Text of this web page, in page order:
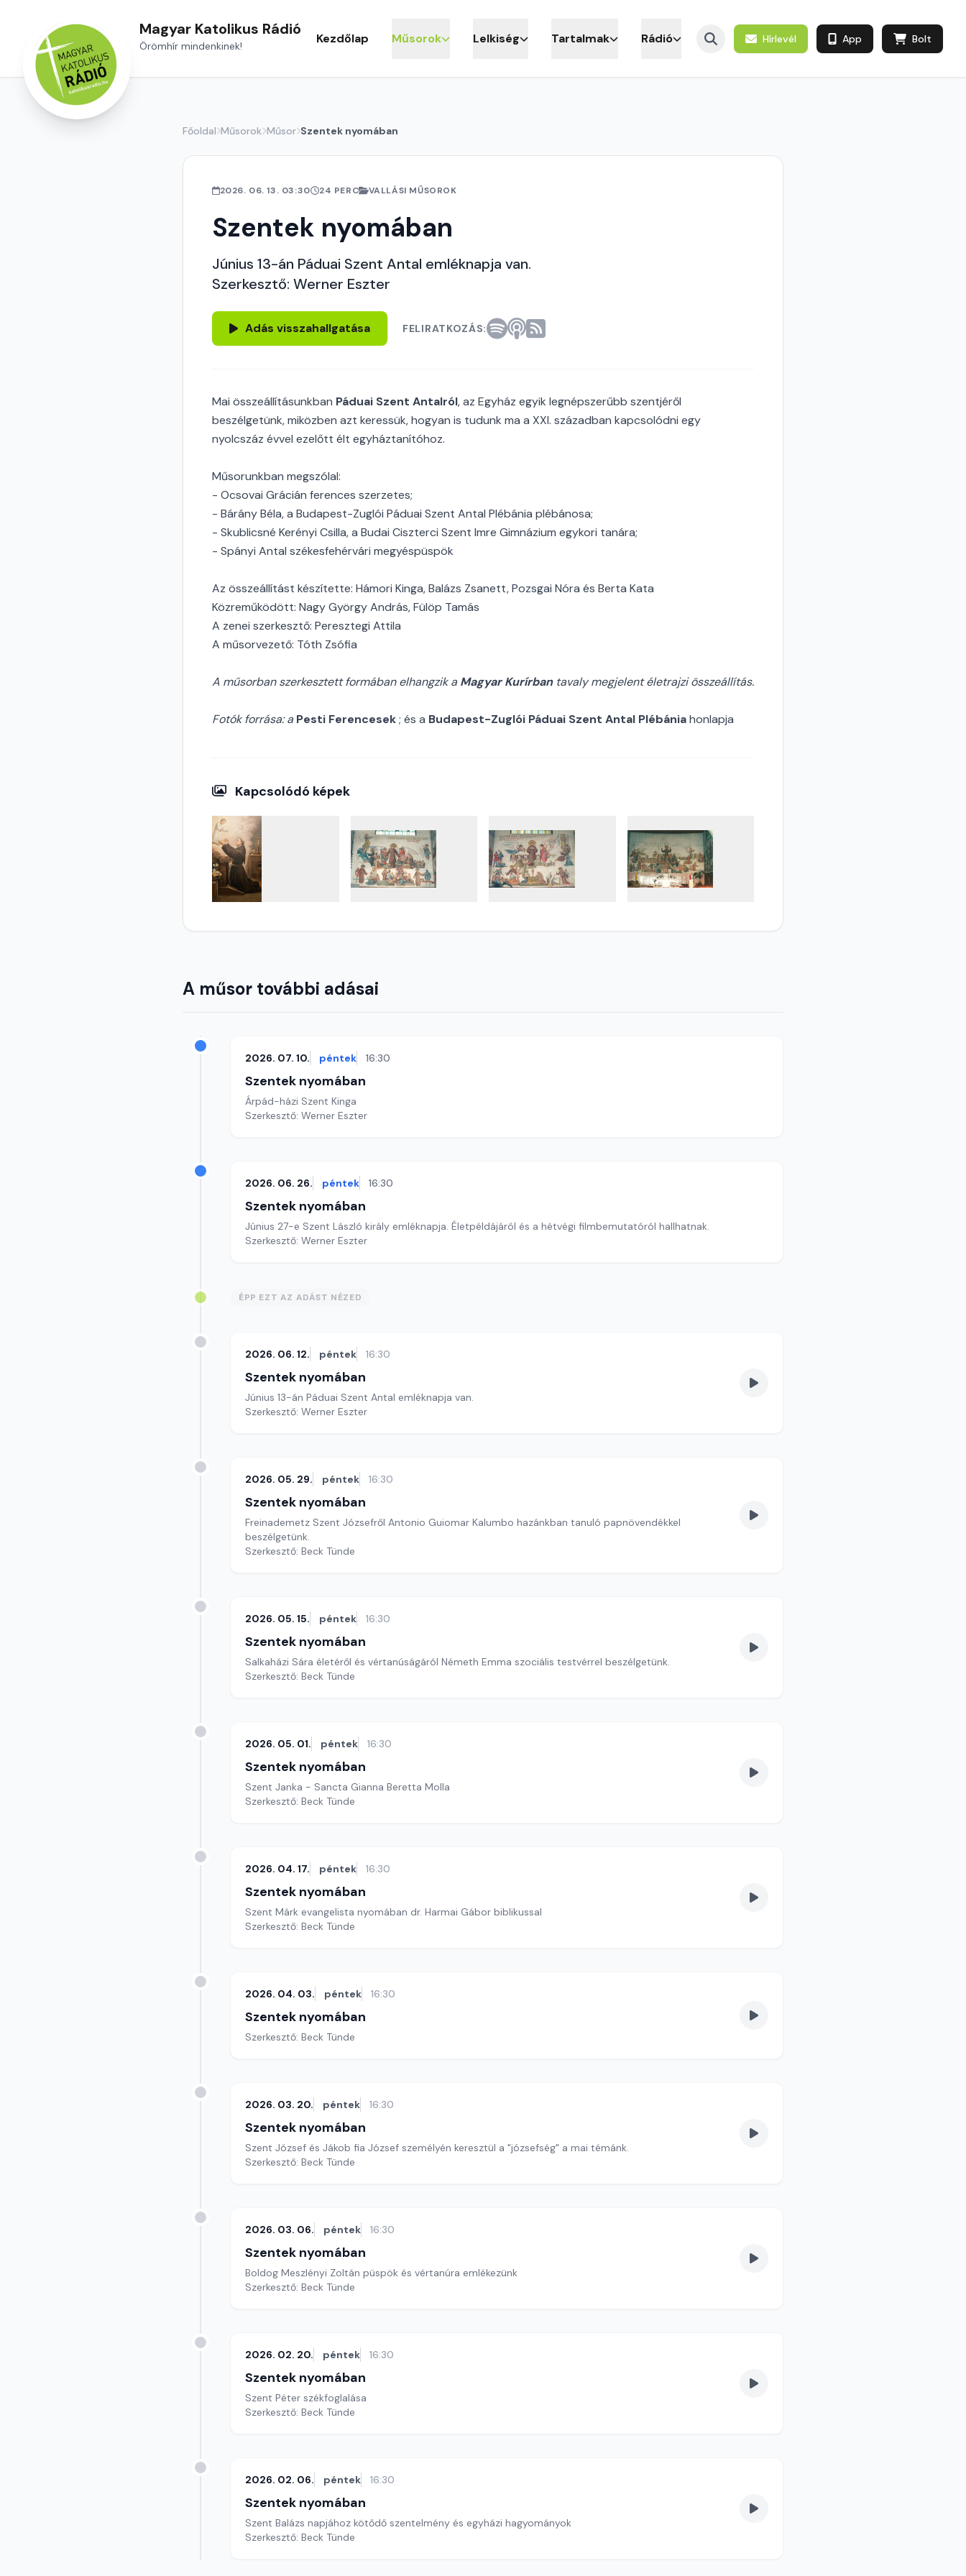
Magyar Katolikus Rádió
Örömhír mindenkinek! Kezdőlap Műsorok Lelkiség Tartalmak Rádió Hírlevél App Bolt
Főoldal Műsorok Műsor Szentek nyomában
2026. 06. 13. 03:30 24 PERC VALLÁSI MŰSOROK
Szentek nyomában
Június 13-án Páduai Szent Antal emléknapja van.
Szerkesztő: Werner Eszter
Adás visszahallgatása FELIRATKOZÁS:
Mai összeállításunkban Páduai Szent Antalról, az Egyház egyik legnépszerűbb szentjéről
beszélgetünk, miközben azt keressük, hogyan is tudunk ma a XXI. században kapcsolódni egy
nyolcszáz évvel ezelőtt élt egyháztanítóhoz.
Műsorunkban megszólal:
- Ocsovai Grácián ferences szerzetes;
- Bárány Béla, a Budapest-Zuglói Páduai Szent Antal Plébánia plébánosa;
- Skublicsné Kerényi Csilla, a Budai Ciszterci Szent Imre Gimnázium egykori tanára;
- Spányi Antal székesfehérvári megyéspüspök
Az összeállítást készítette: Hámori Kinga, Balázs Zsanett, Pozsgai Nóra és Berta Kata
Közreműködött: Nagy György András, Fülöp Tamás
A zenei szerkesztő: Peresztegi Attila
A műsorvezető: Tóth Zsófia
A műsorban szerkesztett formában elhangzik a Magyar Kurírban tavaly megjelent életrajzi összeállítás.
Fotók forrása: a Pesti Ferencesek; és a Budapest-Zuglói Páduai Szent Antal Plébániahonlapja
Kapcsolódó képek
A műsor további adásai
2026. 07. 10. péntek 16:30
Szentek nyomában
Árpád-házi Szent Kinga
Szerkesztő: Werner Eszter
2026. 06. 26. péntek 16:30
Szentek nyomában
Június 27-e Szent László király emléknapja. Életpéldájáról és a hétvégi filmbemutatóról hallhatnak.
Szerkesztő: Werner Eszter
ÉPP EZT AZ ADÁST NÉZED
2026. 06. 12. péntek 16:30
Szentek nyomában
Június 13-án Páduai Szent Antal emléknapja van.
Szerkesztő: Werner Eszter
2026. 05. 29. péntek 16:30
Szentek nyomában
Freinademetz Szent Józsefről Antonio Guiomar Kalumbo hazánkban tanuló papnövendékkel
beszélgetünk.
Szerkesztő: Beck Tünde
2026. 05. 15. péntek 16:30
Szentek nyomában
Salkaházi Sára életéről és vértanúságáról Németh Emma szociális testvérrel beszélgetünk.
Szerkesztő: Beck Tünde
2026. 05. 01. péntek 16:30
Szentek nyomában
Szent Janka - Sancta Gianna Beretta Molla
Szerkesztő: Beck Tünde
2026. 04. 17. péntek 16:30
Szentek nyomában
Szent Márk evangelista nyomában dr. Harmai Gábor biblikussal
Szerkesztő: Beck Tünde
2026. 04. 03. péntek 16:30
Szentek nyomában
Szerkesztő: Beck Tünde
2026. 03. 20. péntek 16:30
Szentek nyomában
Szent József és Jákob fia József személyén keresztül a "józsefség" a mai témánk.
Szerkesztő: Beck Tünde
2026. 03. 06. péntek 16:30
Szentek nyomában
Boldog Meszlényi Zoltán püspök és vértanúra emlékezünk
Szerkesztő: Beck Tünde
2026. 02. 20. péntek 16:30
Szentek nyomában
Szent Péter székfoglalása
Szerkesztő: Beck Tünde
2026. 02. 06. péntek 16:30
Szentek nyomában
Szent Balázs napjához kötődő szentelmény és egyházi hagyományok
Szerkesztő: Beck Tünde